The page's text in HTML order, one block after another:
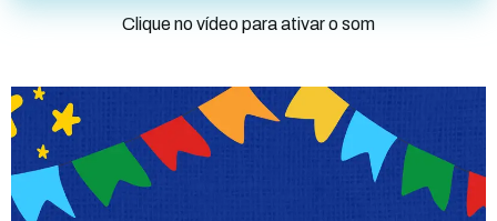
Clique no vídeo para ativar o som